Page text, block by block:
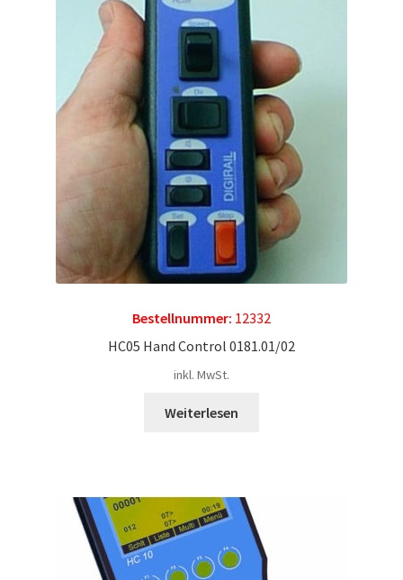
Bestellnummer: 12332
HC05 Hand Control 0181.01/02
inkl. MwSt.
Weiterlesen